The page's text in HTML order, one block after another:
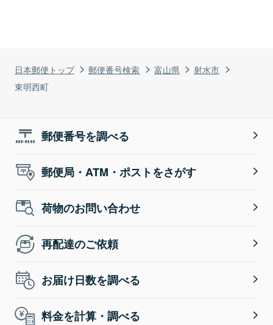
日本郵便トップ 郵便番号検索 富山県
射水市
東明西町
郵便番号を調べる
郵便局・ATM・ポストをさがす
荷物のお問い合わせ
再配達のご依頼
お届け日数を調べる
料金を計算・調べる